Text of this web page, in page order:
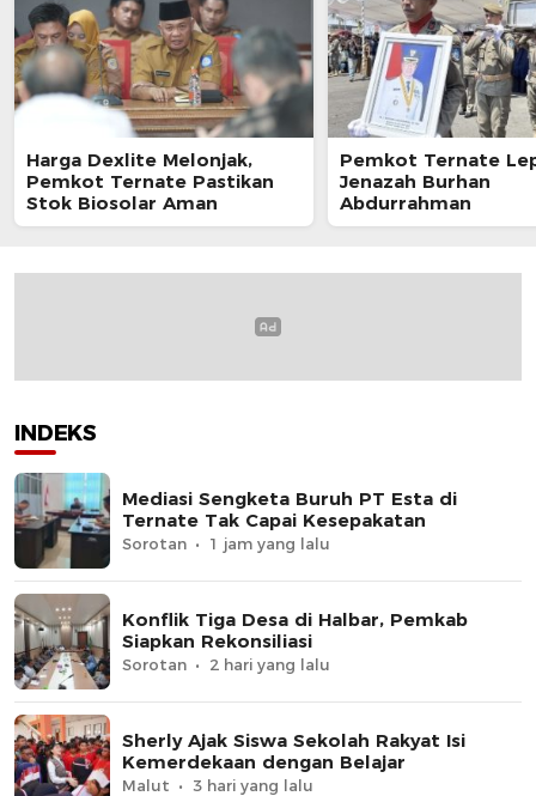
Harga Dexlite Melonjak,
Pemkot Ternate Pastikan
Stok Biosolar Aman
Pemkot Ternate
Jenazah Burhan
Abdurrahman
INDEKS
Mediasi Sengketa Buruh PT Esta di
Ternate Tak Capai Kesepakatan
Sorotan 1 jam yang lalu
Konflik Tiga Desa di Halbar, Pemkab
Siapkan Rekonsiliasi
Sorotan 2 hari yang lalu
Sherly Ajak Siswa Sekolah Rakyat Isi
Kemerdekaan dengan Belajar
Malut 3 hari yang lalu